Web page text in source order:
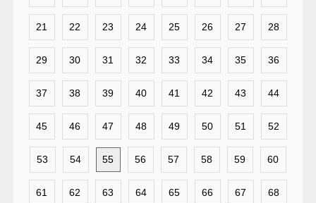
21 22 23 24 25 26 27 28
29 30 31 32 33 34 35 36
37 38 39 40 41 42 43 44
45 46 47 48 49 50 51 52
53 54 55 56 57 58 59 60
61 62 63 64 65 66 67 68